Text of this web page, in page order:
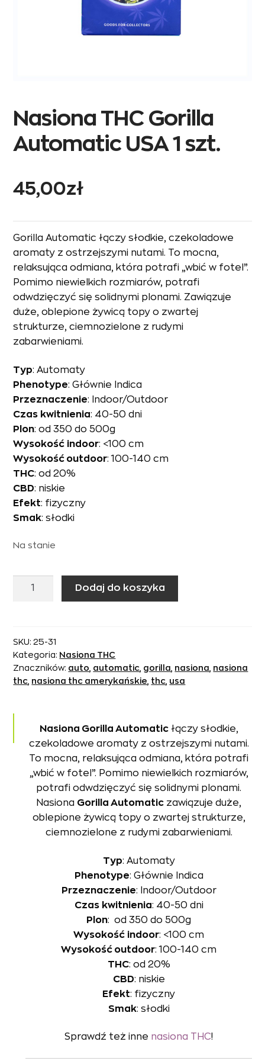
Nasiona THC Gorilla
Automatic USA 1 szt.
45,00zł
Gorilla Automatic łączy słodkie, czekoladowe
aromaty z ostrzejszymi nutami. To mocna,
relaksująca odmiana, która potrafi „wbić w fotel”.
Pomimo niewielkich rozmiarów, potrafi
odwdzięczyć się solidnymi plonami. Zawiązuje
duże, oblepione żywicą topy o zwartej
strukturze, ciemnozielone z rudymi
zabarwieniami.
Typ: Automaty
Phenotype: Głównie Indica
Przeznaczenie: Indoor/Outdoor
Czas kwitnienia: 40-50 dni
Plon: od 350 do 500g
Wysokość indoor: <100 cm
Wysokość outdoor: 100-140 cm
THC: od 20%
CBD: niskie
Efekt: fizyczny
Smak: słodki
Na stanie
ilość
Automatic
USA
1
szt.
Dodaj do koszyka
SKU:25-31
Kategoria: Nasiona THC
Znaczników: auto automatic gorilla nasiona nasiona
thc nasiona thc amerykańskie thc usa
Nasiona Gorilla Automaticłączy słodkie,
czekoladowe aromaty z ostrzejszymi nutami.
To mocna, relaksująca odmiana, która potrafi
„wbić w fotel”. Pomimo niewielkich rozmiarów,
potrafi odwdzięczyć się solidnymi plonami.
Nasiona Gorilla Automatic zawiązuje duże,
oblepione żywicą topy o zwartej strukturze,
ciemnozielone z rudymi zabarwieniami.
Typ: Automaty
Phenotype: Głównie Indica
Przeznaczenie: Indoor/Outdoor
Czas kwitnienia: 40-50 dni
Plon: od 350 do 500g
Wysokość indoor: <100 cm
Wysokość outdoor: 100-140 cm
THC: od 20%
CBD: niskie
Efekt: fizyczny
Smak: słodki
Sprawdź też inne nasiona THC!